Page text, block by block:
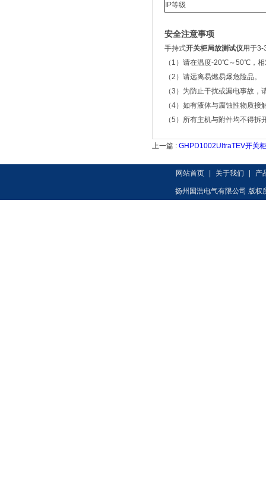
IP等级
安全注意事项
手持式开关柜局放测试仪用于3-
（1）请在温度-20℃～50℃，
（2）请远离易燃易爆危险品。
（3）为防止干扰或漏电事故
（4）如有液体与腐蚀性物质
（5）所有主机与附件均不得
上一篇 : GHPD1002UltraTEV开关
网站首页 关于我们 产
扬州国浩电气有限公司 版权